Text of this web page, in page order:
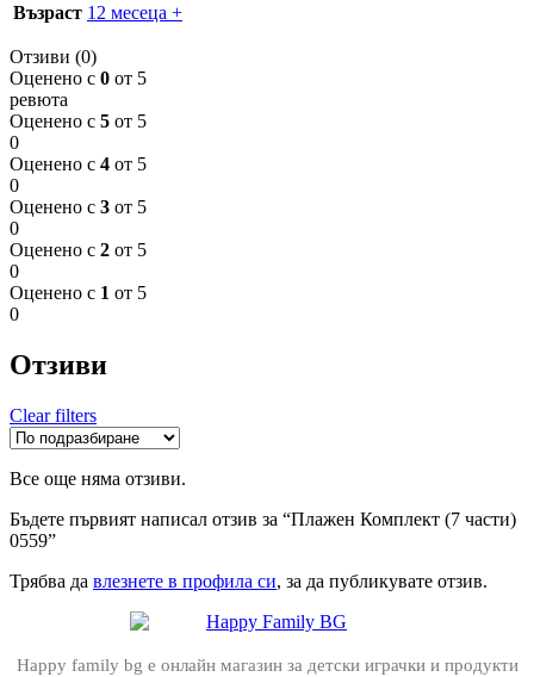
Възраст 12 месеца +
Отзиви (0)
Оценено с 0 от 5
ревюта
Оценено с 5 от 5
0
Оценено с 4 от 5
0
Оценено с 3 от 5
0
Оценено с 2 от 5
0
Оценено с 1 от 5
0
Отзиви
Clear filters
Все още няма отзиви.
Бъдете първият написал отзив за “Плажен Комплект (7 части)
0559”
Трябва да влезнете в профила си, за да публикувате отзив.
Happy family bg е онлайн магазин за детски играчки и продукти